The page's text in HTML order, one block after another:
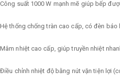
Công suất 1000 W mạnh mẽ giúp bếp
Hệ thống chống tràn cao cấp, có đèn
Mâm nhiệt cao cấp, giúp truyền nhiệt
Điều chỉnh nhiệt độ bằng nút vặn tiện lợi